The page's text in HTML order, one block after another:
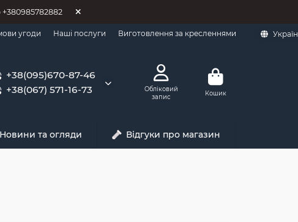
+380985782882
угоди Наші послуги Виготовлення за кресленнями
+38(095)670-87-46
+38(067) 571-16-73
Обліковий
запис
Кошик
Новини та огляди Відгуки про магазин